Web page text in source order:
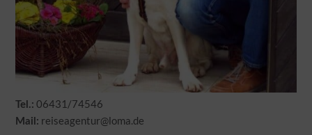
Tel.: 06431/74546
Mail: reiseagentur@loma.de